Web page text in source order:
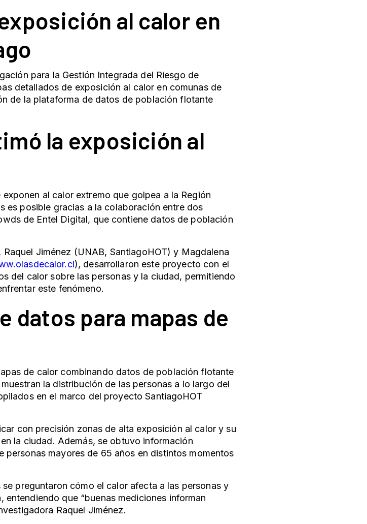
al calor en
para la Gestión Integrada del Riesgo de
detallados de exposición al calor en comunas de
de la plataforma de datos de población flotante
la exposición al
al calor extremo que golpea a la Región
es posible gracias a la colaboración entre dos
de Entel Digital, que contiene datos de población
Raquel Jiménez (UNAB, SantiagoHOT) y Magdalena
.olasdecalor.cl), desarrollaron este proyecto con el
del calor sobre las personas y la ciudad, permitiendo
este fenómeno.
datos para mapas de
de calor combinando datos de población flotante
la distribución de las personas a lo largo del
en el marco del proyecto SantiagoHOT
con precisión zonas de alta exposición al calor y su
la ciudad. Además, se obtuvo información
personas mayores de 65 años en distintos momentos
preguntaron cómo el calor afecta a las personas y
entendiendo que “buenas mediciones informan
Raquel Jiménez.